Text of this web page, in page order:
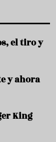
el tiro y
y ahora
King